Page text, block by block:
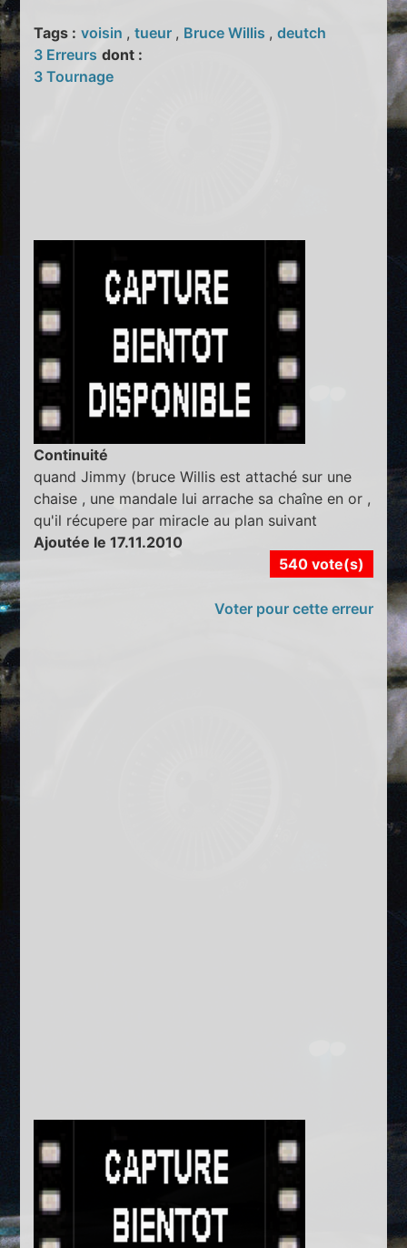
Tags : voisin ,tueur , Bruce Willis ,deutch
3 Erreurs dont :
3 Tournage
Continuité
quand Jimmy (bruce Willis est attaché sur une
chaise , une mandale lui arrache sa chaîne en or ,
qu'il récupere par miracle au plan suivant
Ajoutée le 17.11.2010
540 vote(s)
Voter pour cette erreur